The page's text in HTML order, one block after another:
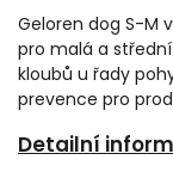
Geloren dog S-M
pro malá a
kloubů u řady
prevence pro
Detailní